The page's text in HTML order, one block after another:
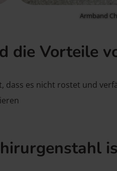
Armband
die Vorteile
dass es nicht rostet und